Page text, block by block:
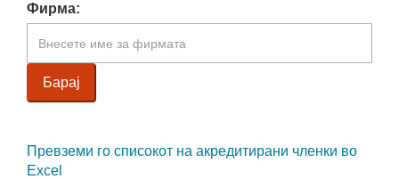
Фирма:
Превземи го списокот на акредитирани членки во
Excel